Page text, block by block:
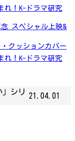
れ！K-ドラマ研究
スペシャル上映&
クッションカバー
れ！K-ドラマ研究
シリ
21.04.01